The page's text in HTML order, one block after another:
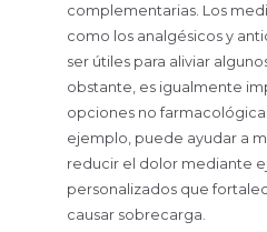
complementarias. Los
como los analgésicos y
ser útiles para aliviar
obstante, es igualmente
opciones no
ejemplo, puede ayudar a
reducir el dolor mediante
personalizados que
causar sobrecarga.